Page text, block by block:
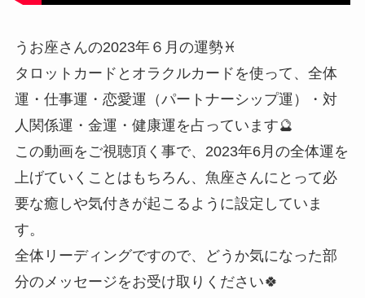
うお座さんの2023年６月の運勢♓️
タロットカードとオラクルカードを使って、全体
運・仕事運・恋愛運（パートナーシップ運）・対
人関係運・金運・健康運を占っています🔮
この動画をご視聴頂く事で、2023年6月の全体運を
上げていくことはもちろん、魚座さんにとって必
要な癒しや気付きが起こるように設定していま
す。
全体リーディングですので、どうか気になった部
分のメッセージをお受け取りください🍀